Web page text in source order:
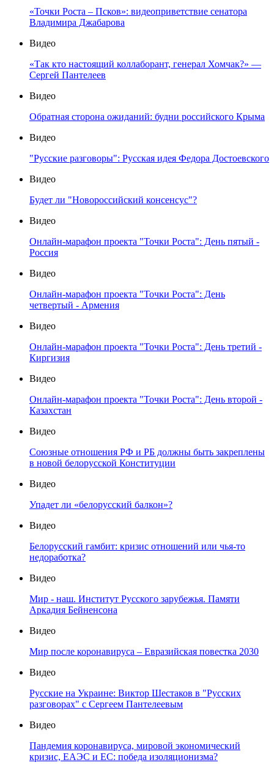
«Точки Роста – Псков»: видеоприветствие сенатора
Владимира Джабарова
Видео
«Так кто настоящий коллаборант, генерал Хомчак?» —
Сергей Пантелеев
Видео
Обратная сторона ожиданий: будни российского Крыма
Видео
"Русские разговоры": Русская идея Федора Достоевского
Видео
Будет ли "Новороссийский консенсус"?
Видео
Онлайн-марафон проекта "Точки Роста": День пятый -
Россия
Видео
Онлайн-марафон проекта "Точки Роста": День
четвертый - Армения
Видео
Онлайн-марафон проекта "Точки Роста": День третий -
Киргизия
Видео
Онлайн-марафон проекта "Точки Роста": День второй -
Казахстан
Видео
Союзные отношения РФ и РБ должны быть закреплены
в новой белорусской Конституции
Видео
Упадет ли «белорусский балкон»?
Видео
Белорусский гамбит: кризис отношений или чья-то
недоработка?
Видео
Мир - наш. Институт Русского зарубежья. Памяти
Аркадия Бейненсона
Видео
Мир после коронавируса – Евразийская повестка 2030
Видео
Русские на Украине: Виктор Шестаков в "Русских
разговорах" с Сергеем Пантелеевым
Видео
Пандемия коронавируса, мировой экономический
кризис, ЕАЭС и ЕС: победа изоляционизма?